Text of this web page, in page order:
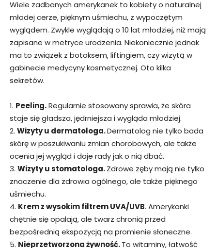
Wiele zadbanych amerykanek to kobiety o naturalnej
młodej cerze, pięknym uśmiechu, z wypoczętym
wyglądem. Zwykle wyglądają o 10 lat młodziej, niż mają
zapisane w metryce urodzenia. Niekoniecznie jednak
ma to związek z botoksem, liftingiem, czy wizytą w
gabinecie medycyny kosmetycznej. Oto kilka
sekretów.
1. Peeling.Regularnie stosowany sprawia, że skóra
staje się gładsza, jędrniejsza i wygląda młodziej.
2. Wizyty u dermatologa.Dermatolog nie tylko bada
skórę w poszukiwaniu zmian chorobowych, ale także
ocenia jej wygląd i daje rady jak o nią dbać.
3. Wizyty u stomatologa.Zdrowe zęby mają nie tylko
znaczenie dla zdrowia ogólnego, ale także pięknego
uśmiechu.
4. Krem z wysokim filtrem UVA/UVB. Amerykanki
chętnie się opalają, ale twarz chronią przed
bezpośrednią ekspozycją na promienie słoneczne.
5. Nieprzetworzona żywność.To witaminy, łatwość